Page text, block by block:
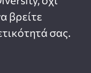
βρείτε
σας.